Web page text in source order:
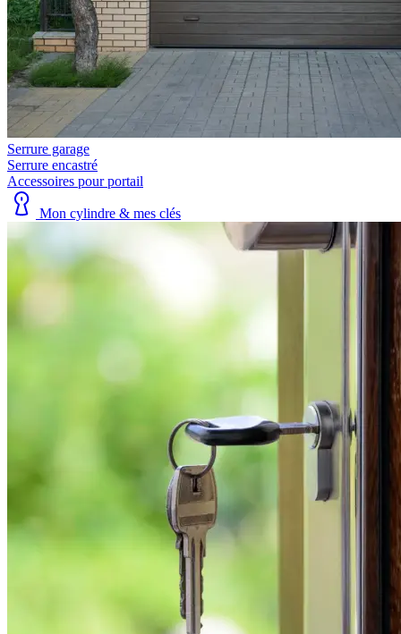
Serrure garage
Serrure encastré
Accessoires pour portail
Mon cylindre & mes clés